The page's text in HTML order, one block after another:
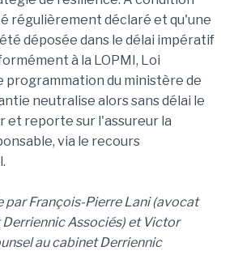
régulièrement déclaré et qu'une
déposée dans le délai impératif
à la LOPMI, Loi
du ministère de
neutralise alors sans délai le
et reporte sur l'assureur la
via le recours
par François-Pierre Lani (avocat
Associés) et Victor
au cabinet Derriennic